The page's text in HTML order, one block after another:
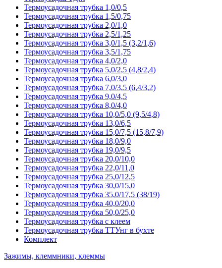
Термоусадочная трубка 1,0/0,5
Термоусадочная трубка 1,5/0,75
Термоусадочная трубка 2,0/1,0
Термоусадочная трубка 2,5/1,25
Термоусадочная трубка 3,0/1,5 (3,2/1,6)
Термоусадочная трубка 3,5/1,75
Термоусадочная трубка 4,0/2,0
Термоусадочная трубка 5,0/2,5 (4,8/2,4)
Термоусадочная трубка 6,0/3,0
Термоусадочная трубка 7,0/3,5 (6,4/3,2)
Термоусадочная трубка 9,0/4,5
Термоусадочная трубка 8,0/4,0
Термоусадочная трубка 10,0/5,0 (9,5/4,8)
Термоусадочная трубка 13,0/6,5
Термоусадочная трубка 15,0/7,5 (15,8/7,9)
Термоусадочная трубка 18,0/9,0
Термоусадочная трубка 19,0/9,5
Термоусадочная трубка 20,0/10,0
Термоусадочная трубка 22,0/11,0
Термоусадочная трубка 25,0/12,5
Термоусадочная трубка 30,0/15,0
Термоусадочная трубка 35,0/17,5 (38/19)
Термоусадочная трубка 40,0/20,0
Термоусадочная трубка 50,0/25,0
Термоусадочная трубка с клеем
Термоусадочная трубка ТТУнг в бухте
Комплект
Зажимы, клеммники, клеммы